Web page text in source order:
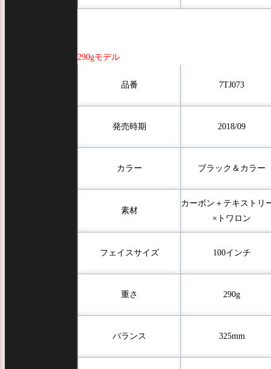
290gモデル
品番 7TJ073
発売時期 2018/09
カラー ブラック＆カラー
素材
カーボン＋テキストリ
×トワロン
フェイスサイズ 100インチ
重さ 290g
バランス 325mm